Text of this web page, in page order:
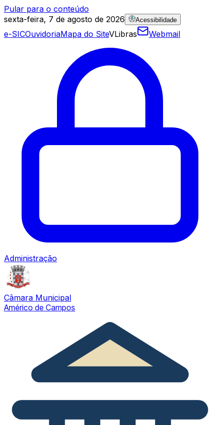
Pular para o conteúdo
sexta-feira, 7 de agosto de 2026
Acessibilidade
e-SICOuvidoriaMapa do SiteVLibras Webmail
Administração
Câmara Municipal
Américo de Campos